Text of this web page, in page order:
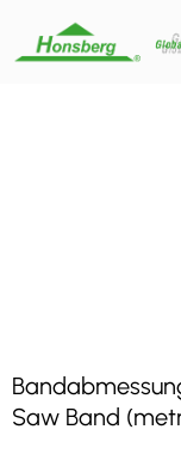
Saw Band